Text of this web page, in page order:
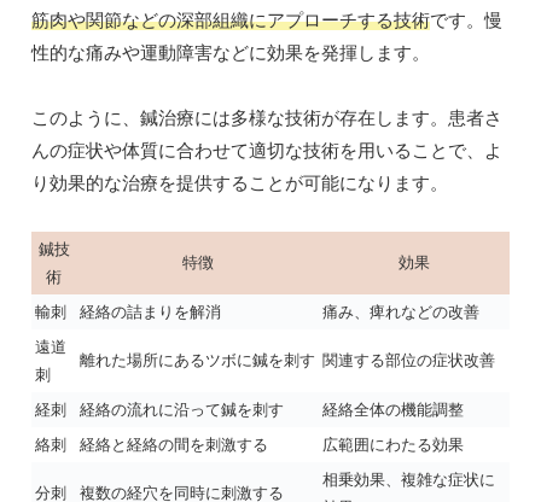
筋肉や関節などの深部組織にアプローチする技術です。慢
性的な痛みや運動障害などに効果を発揮します。
このように、鍼治療には多様な技術が存在します。患者さ
んの症状や体質に合わせて適切な技術を用いることで、よ
り効果的な治療を提供することが可能になります。
鍼技
術
特徴 効果
輸刺 経絡の詰まりを解消
痛み、痺れなどの改善
遠道
刺
離れた場所にあるツボに鍼を刺す 関連する部位の症状改善
経刺 経絡の流れに沿って鍼を刺す
経絡全体の機能調整
絡刺
経絡と経絡の間を刺激する 広範囲にわたる効果
分刺 複数の経穴を同時に刺激する
相乗効果、複雑な症状に